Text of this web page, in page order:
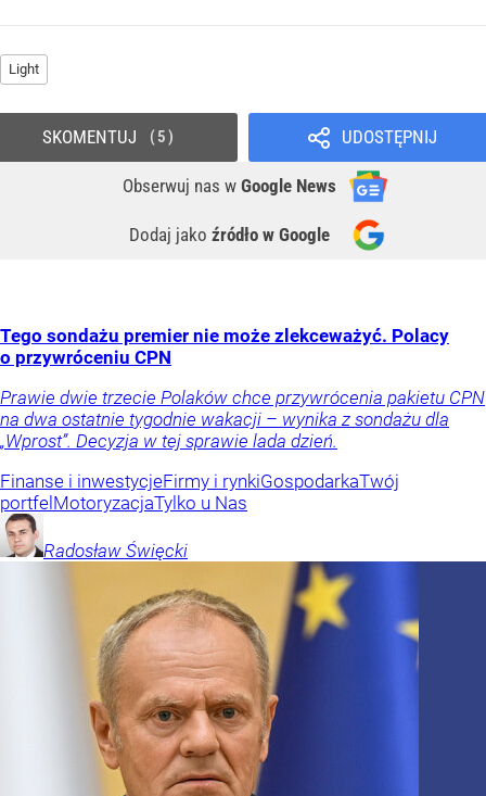
Light
UDOSTĘPNIJ
Obserwuj nas w Google News
Dodaj jako źródło w Google
SKOMENTUJ 5
Tego sondażu premier nie może zlekceważyć. Polacy
o przywróceniu CPN
Prawie dwie trzecie Polaków chce przywrócenia pakietu CPN
na dwa ostatnie tygodnie wakacji – wynika z sondażu dla
„Wprost”. Decyzja w tej sprawie lada dzień.
Finanse i inwestycjeFirmy i rynkiGospodarkaTwój
portfel MotoryzacjaTylko u Nas
Radosław Święcki